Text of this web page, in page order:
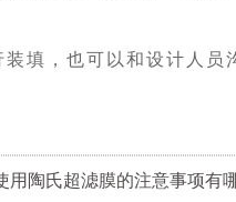
填，也可以和设计人员
用陶氏超滤膜的注意事项有